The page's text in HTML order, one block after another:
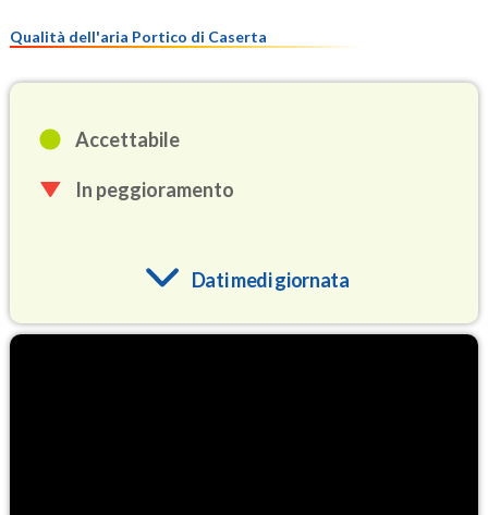
Qualità dell'aria Portico di Caserta
Accettabile
In peggioramento
Dati medi giornata